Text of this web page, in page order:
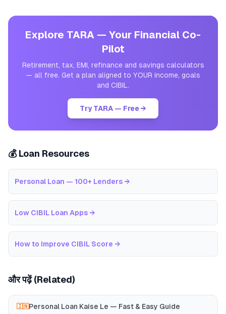
Explore TARA — Your Financial Co-
Pilot
Retirement, tax, EMI, refinance and savings calculators
— all free. Get a plan aligned to YOUR income, goals
and CIBIL.
Try TARA — Free →
💰 Loan Resources
Personal Loan — 100+ Lenders →
Low CIBIL Loan Apps →
How to Improve CIBIL Score →
और पढ़ें (Related)
🇮🇳Personal Loan Kaise Le — Fast & Easy Guide